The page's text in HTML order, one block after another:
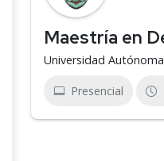
Maestría en
Universidad
Presencial